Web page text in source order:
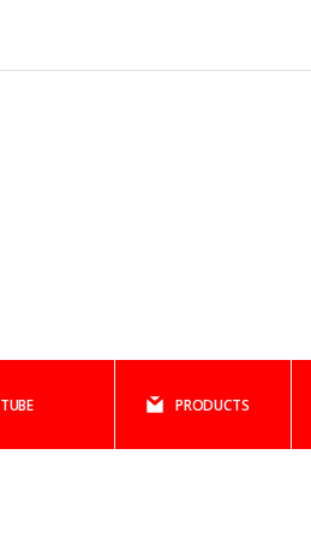
TUBE PRODUCTS